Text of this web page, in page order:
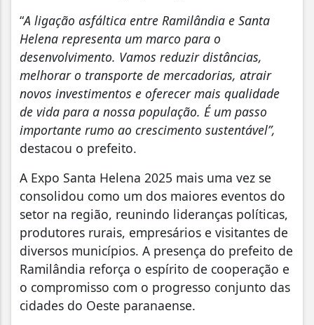
“A ligação asfáltica entre Ramilândia e Santa
Helena representa um marco para o
desenvolvimento. Vamos reduzir distâncias,
melhorar o transporte de mercadorias, atrair
novos investimentos e oferecer mais qualidade
de vida para a nossa população. É um passo
importante rumo ao crescimento sustentável”,
destacou o prefeito.
A Expo Santa Helena 2025 mais uma vez se
consolidou como um dos maiores eventos do
setor na região, reunindo lideranças políticas,
produtores rurais, empresários e visitantes de
diversos municípios. A presença do prefeito de
Ramilândia reforça o espírito de cooperação e
o compromisso com o progresso conjunto das
cidades do Oeste paranaense.